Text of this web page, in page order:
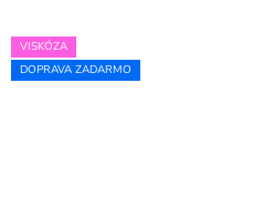
VISKÓZA
DOPRAVA ZADARMO